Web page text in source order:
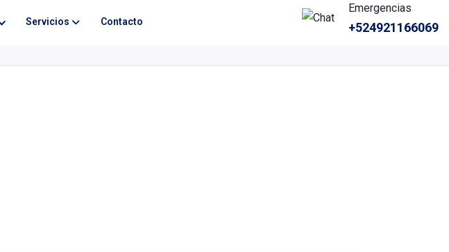
Servicios Contacto
Emergencias
+524921166069